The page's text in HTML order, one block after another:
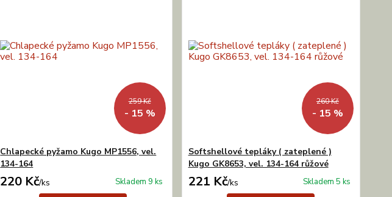
259 Kč
- 15 %
Chlapecké pyžamo Kugo MP1556, vel.
134-164
220 Kč/ks Skladem 9 ks
260 Kč
- 15 %
Softshellové tepláky ( zateplené )
Kugo GK8653, vel. 134-164 růžové
221 Kč/ks Skladem 5 ks